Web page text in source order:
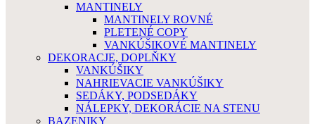
MANTINELY
MANTINELY ROVNÉ
PLETENÉ COPY
VANKÚŠIKOVÉ MANTINELY
DEKORACJE, DOPLŇKY
VANKÚŠIKY
NAHRIEVACIE VANKÚŠIKY
SEDÁKY, PODSEDÁKY
NÁLEPKY, DEKORÁCIE NA STENU
BAZENIKY